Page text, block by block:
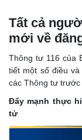
Tất cả
mới về
Thông tư 116 của
tiết một số điều
các Thông tư trước
Đẩy mạnh thực
tử